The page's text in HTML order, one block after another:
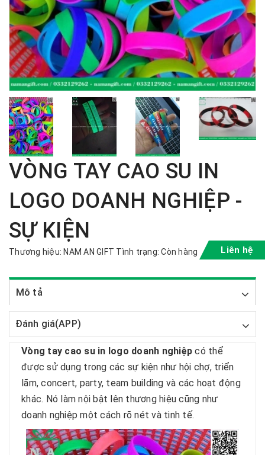
VÒNG TAY CAO SU IN
LOGO DOANH NGHIỆP -
SỰ KIỆN
Thương hiệu: NAM AN GIFT Tình trạng: Còn hàng Liên hệ
Mô tả
Đánh giá(APP)
Vòng tay cao su in logo doanh nghiệp có thể
được sử dụng trong các sự kiện như hội chợ, triển
lãm, concert, party, team building và các hoạt động
khác. Nó làm nội bật lên thương hiệu cũng như
doanh nghiệp một cách rõ nét và tinh tế.